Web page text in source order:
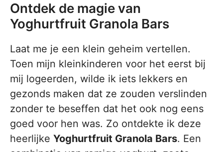
Ontdek de magie van
Yoghurtfruit Granola Bars
Laat me je een klein geheim vertellen.
Toen mijn kleinkinderen voor het eerst bij
mij logeerden, wilde ik iets lekkers en
gezonds maken dat ze zouden verslinden
zonder te beseffen dat het ook nog eens
goed voor hen was. Zo ontdekte ik deze
heerlijke Yoghurtfruit Granola Bars. Een